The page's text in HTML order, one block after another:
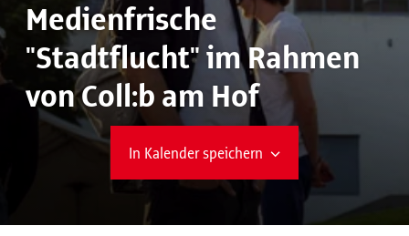
Medienfrische
"Stadtflucht" im Rahmen
von Coll:b am Hof
In Kalender speichern